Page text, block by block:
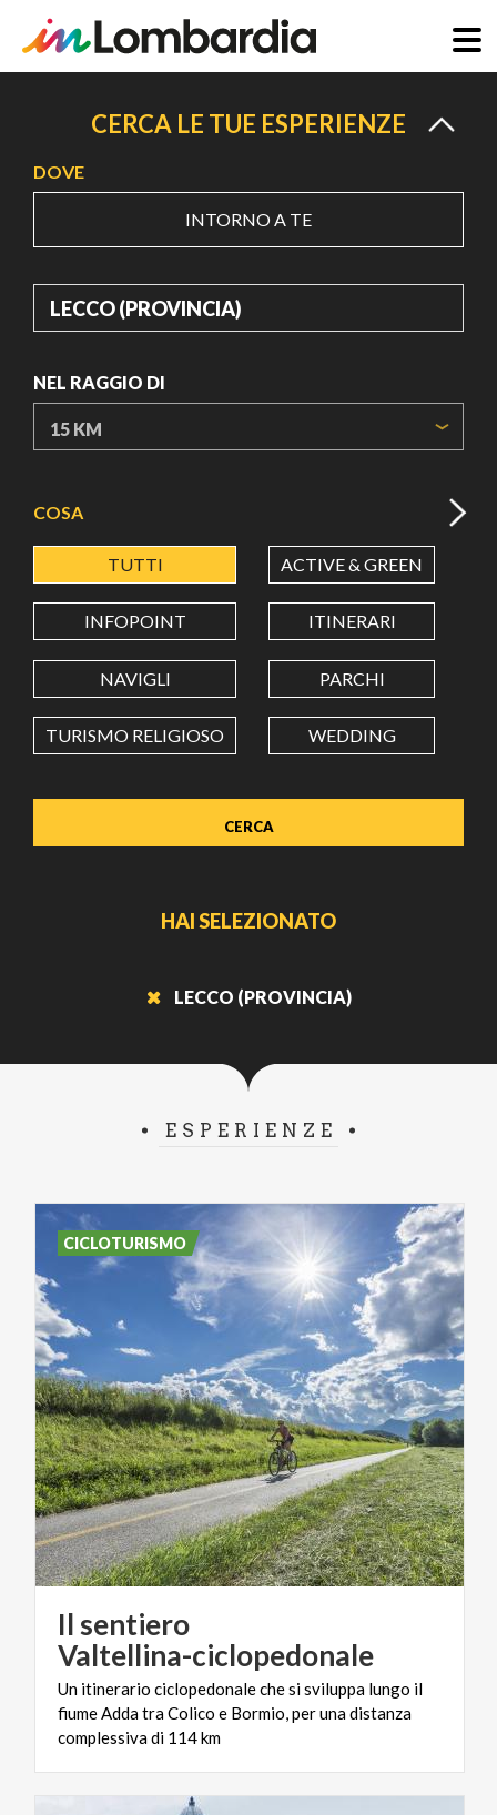
principale
CERCA LE TUE ESPERIENZE
DOVE
INTORNO A TE
DOVE
NEL RAGGIO DI
LATITUDINE
LONGITUDINE
Value in decimal degrees. Use dot (.) as decimal separator.
COSA
TUTTI ACTIVE & GREEN
INFOPOINT ITINERARI
NAVIGLI PARCHI
TURISMO RELIGIOSO WEDDING
HAI SELEZIONATO
LECCO (PROVINCIA)
ESPERIENZE
Il sentiero
Valtellina-ciclopedonale
Un itinerario ciclopedonale che si sviluppa lungo il
fiume Adda tra Colico e Bormio, per una distanza
complessiva di 114 km
CICLOTURISMO